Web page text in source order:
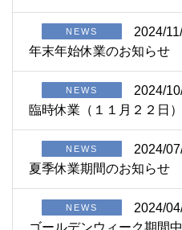
NEWS
2024/
年末年始休業のお知らせ
NEWS
2024/
臨時休業（１１月２２日
NEWS
2024/
夏季休業期間のお知らせ
NEWS
2024/
ゴールデンウィーク期間